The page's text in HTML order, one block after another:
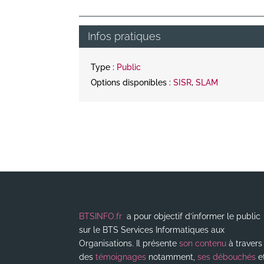
Infos pratiques
Type : Public
Options disponibles :SISR,SLAM
BTSINFO.fr a pour objectif d’informer le public
sur le BTS Services Informatiques aux
Organisations. Il présenteson contenu à travers
destémoignages notamment,ses débouchés